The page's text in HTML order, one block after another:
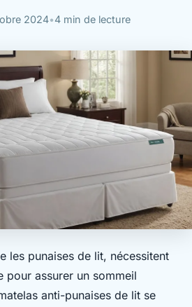
2024•4 min de lecture
les punaises de lit, nécessitent
pour assurer un sommeil
anti-punaises de lit se